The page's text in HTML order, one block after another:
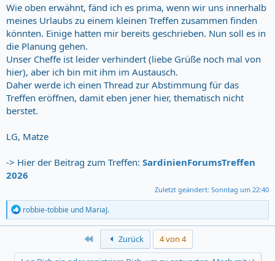
Wie oben erwähnt, fänd ich es prima, wenn wir uns innerhalb
meines Urlaubs zu einem kleinen Treffen zusammen finden
könnten. Einige hatten mir bereits geschrieben. Nun soll es in
die Planung gehen.
Unser Cheffe ist leider verhindert (liebe Grüße noch mal von
hier), aber ich bin mit ihm im Austausch.
Daher werde ich einen Thread zur Abstimmung für das
Treffen eröffnen, damit eben jener hier, thematisch nicht
berstet.
LG, Matze
-> Hier der Beitrag zum Treffen: SardinienForumsTreffen
2026
Zuletzt geändert: Sonntag um 22:40
R
e
a
i
robbie-tobbie und MariaJ.
First Zurück 4 von 4